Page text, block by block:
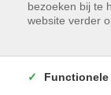
bezoeken bij te
website verder